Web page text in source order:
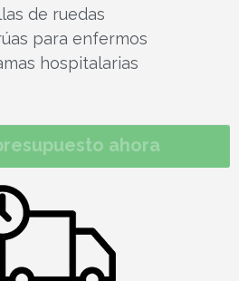
de ruedas
para enfermos
hospitalarias
ahora